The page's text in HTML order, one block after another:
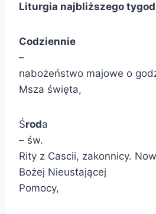
Liturgia najbliższego
Codziennie
–
nabożeństwo majowe o
Msza święta,
Środa
– św.
Rity z Cascii, zakonnicy.
Bożej Nieustającej
Pomocy,